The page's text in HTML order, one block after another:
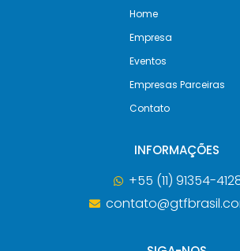
Home
Empresa
Eventos
Empresas Parceiras
Contato
INFORMAÇÕES
+55 (11) 91354-